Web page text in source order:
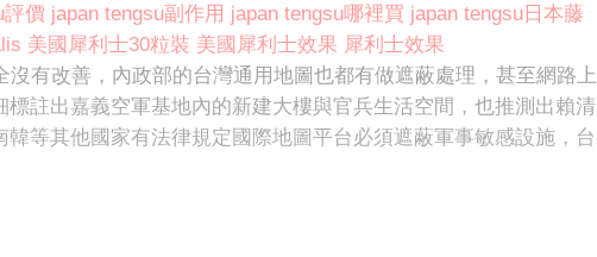
評價 japan tengsu副作用 japan tengsu哪裡買 japan tengsu日本藤
美國犀利士30粒裝 美國犀利士效果 犀利士效果
沒有改善，內政部的台灣通用地圖也都有做遮蔽處理，甚至網路上
註出嘉義空軍基地內的新建大樓與官兵生活空間，也推測出賴清
等其他國家有法律規定國際地圖平台必須遮蔽軍事敏感設施，台